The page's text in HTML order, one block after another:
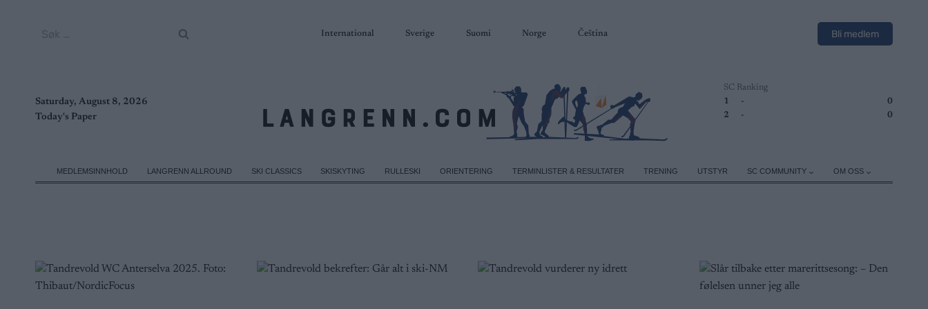
International Sverige Suomi Norge Čeština Bli medlem
Saturday, August 8, 2026
Today's Paper
SC Ranking
1
-
0
2
- 0
MEDLEMSINNHOLD LANGRENN ALLROUND SKI CLASSICS SKISKYTING RULLESKI ORIENTERING TERMINLISTER & RESULTATER TRENING UTSTYR SC COMMUNITY OM OSS